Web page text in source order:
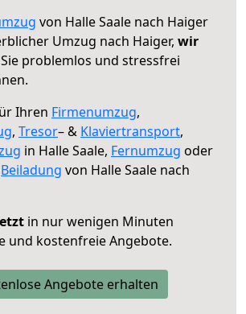
von Halle Saale nach Haiger
Umzug nach Haiger, wir
problemlos und stressfrei
Ihren Firmenumzug,
, Tresor– & Klaviertransport,
in Halle Saale, Fernumzug oder
Beiladung von Halle Saale nach
in nur wenigen Minuten
und kostenfreie Angebote.
Angebote erhalten